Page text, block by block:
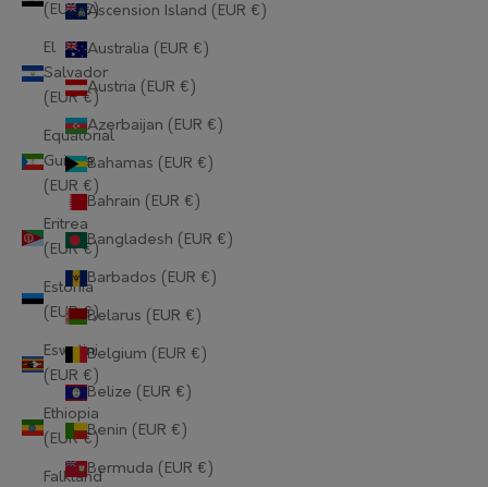
(EUR €)
El
Salvador
(EUR €)
Equatorial
Guinea
(EUR €)
Eritrea
(EUR €)
Estonia
(EUR €)
Eswatini
(EUR €)
Ethiopia
(EUR €)
Falkland
Ascension Island (EUR €)
Australia (EUR €)
Austria (EUR €)
Azerbaijan (EUR €)
Bahamas (EUR €)
Bahrain (EUR €)
Bangladesh (EUR €)
Barbados (EUR €)
Belarus (EUR €)
Belgium (EUR €)
Belize (EUR €)
Benin (EUR €)
Bermuda (EUR €)